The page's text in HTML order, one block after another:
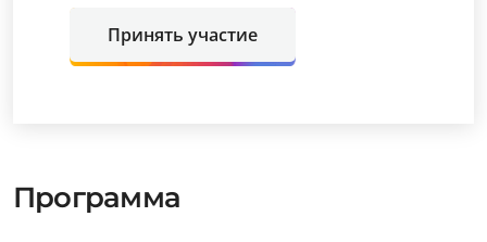
Принять участие
Программа